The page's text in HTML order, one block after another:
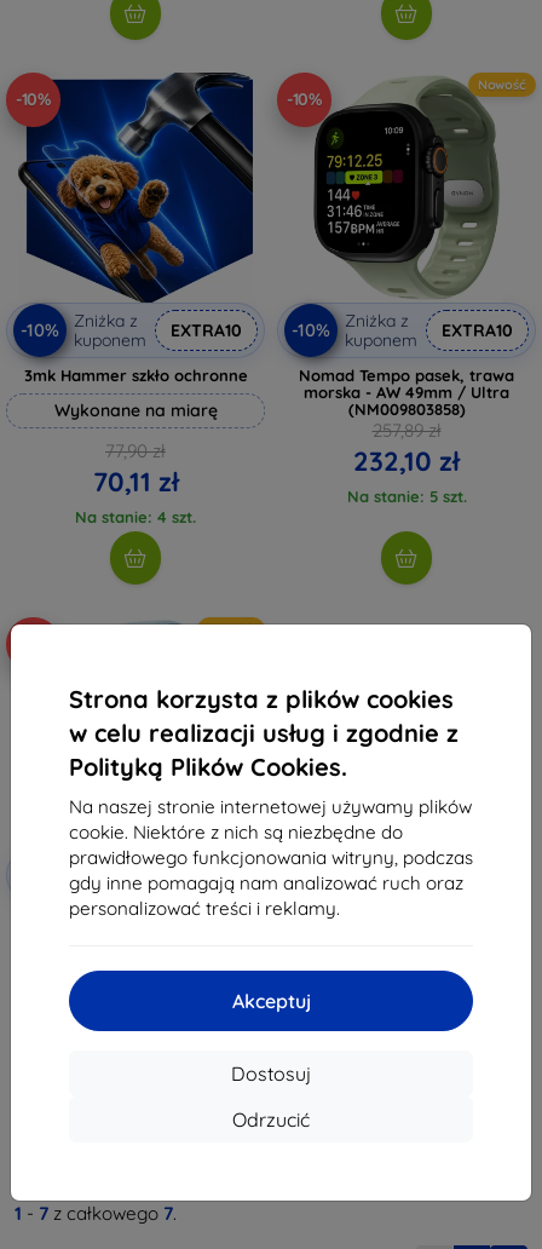
Strona korzysta z plików cookies
w celu realizacji usług i zgodnie z
Polityką Plików Cookies.
Na naszej stronie internetowej używamy plików
cookie. Niektóre z nich są niezbędne do
prawidłowego funkcjonowania witryny, podczas
gdy inne pomagają nam analizować ruch oraz
personalizować treści i reklamy.
Akceptuj
Dostosuj
Odrzucić
-10%
-10%
Zniżka z
kuponem
EXTRA10
3mk Hammer szkło ochronne
Wykonane na miarę
77,90 zł
70,11 zł
Na stanie: 4 szt.
-10%
Nowość
-10%
Zniżka z
kuponem
EXTRA10
Nomad Tempo pasek, trawa
morska - AW 49mm / Ultra
(NM009803858)
257,89 zł
232,10 zł
Na stanie: 5 szt.
Nowość
Zniżka z
kuponem
EXTRA10
Pasek Nomad Tempo, niebieski
232,10 zł
Na stanie: 4 szt.
1 - 7 z całkowego 7.